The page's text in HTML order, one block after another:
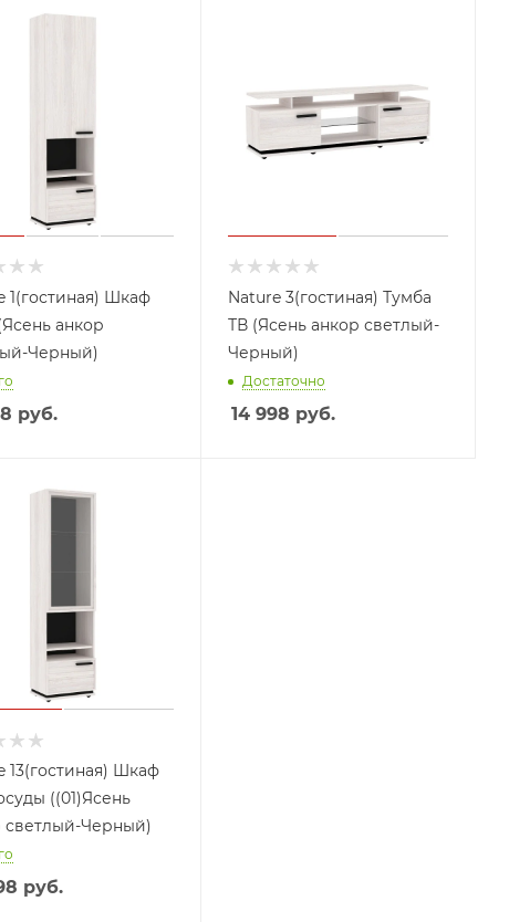
1(гостиная) Шкаф
анкор
Черный)
руб.
Nature 3(гостиная) Тумба
ТВ (Ясень анкор светлый-
Черный)
Достаточно
14 998 руб.
13(гостиная) Шкаф
((01)Ясень
светлый-Черный)
руб.